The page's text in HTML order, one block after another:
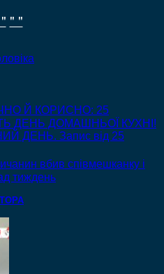
" "
Й КОРИСНО: 25
ДЕНЬ ДОМАШНЬОЇ КУХНІ!
ДЕНЬ. Запис від 25
вбив співмешканку і
тиждень